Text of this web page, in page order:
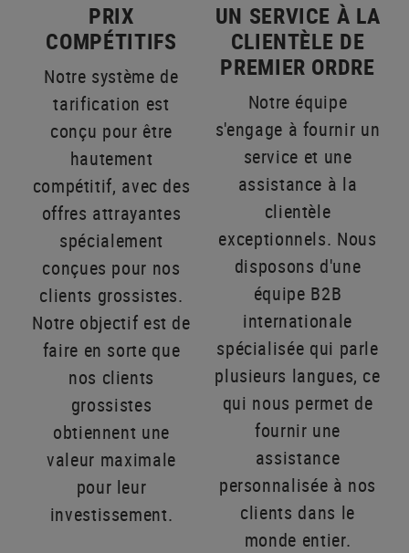
PRIX
COMPÉTITIFS
Notre système de
tarification est
conçu pour être
hautement
compétitif, avec des
offres attrayantes
spécialement
conçues pour nos
clients grossistes.
Notre objectif est de
faire en sorte que
nos clients
grossistes
obtiennent une
valeur maximale
pour leur
investissement.
UN SERVICE À LA
CLIENTÈLE DE
PREMIER ORDRE
Notre équipe
s'engage à fournir un
service et une
assistance à la
clientèle
exceptionnels. Nous
disposons d'une
équipe B2B
internationale
spécialisée qui parle
plusieurs langues, ce
qui nous permet de
fournir une
assistance
personnalisée à nos
clients dans le
monde entier.